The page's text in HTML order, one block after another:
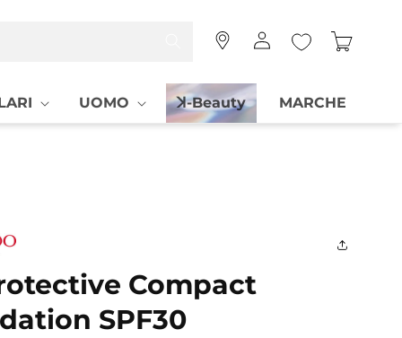
Accedi Carrello
UOMO ꓘ-Beauty MARCHE
Compact
SPF30